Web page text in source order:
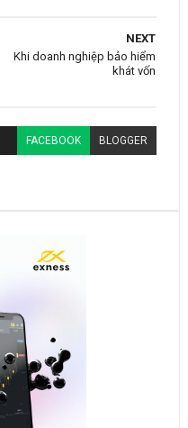
NEXT
Khi doanh nghiệp bảo hiểm
khát vốn
FACEBOOK BLOGGER